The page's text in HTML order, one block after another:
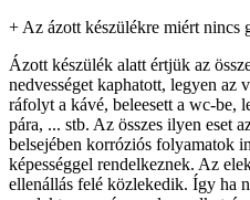
+ Az ázott készülékre miért nincs
Ázott készülék alatt értjük az
nedvességet kaphatott, legyen az
ráfolyt a kávé, beleesett a wc-be,
pára, ... stb. Az összes ilyen eset
belsejében korróziós folyamatok
képességgel rendelkeznek. Az
ellenállás felé közlekedik. Így ha